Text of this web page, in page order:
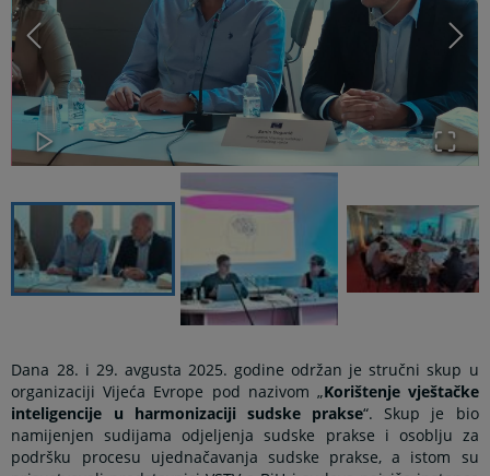
Dana 28. i 29. avgusta 2025. godine održan je stručni skup u
organizaciji Vijeća Evrope pod nazivom „Korištenje vještačke
inteligencije u harmonizaciji sudske prakse“. Skup je bio
namijenjen sudijama odjeljenja sudske prakse i osoblju za
podršku procesu ujednačavanja sudske prakse, a istom su